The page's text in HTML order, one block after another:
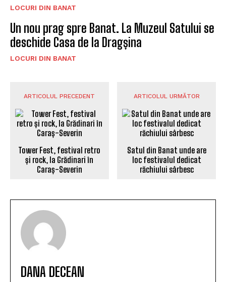
LOCURI DIN BANAT
Un nou prag spre Banat. La Muzeul Satului se
deschide Casa de la Dragșina
LOCURI DIN BANAT
ARTICOLUL PRECEDENT
Tower Fest, festival retro
și rock, la Grădinari în
Caraș-Severin
ARTICOLUL URMĂTOR
Satul din Banat unde are
loc festivalul dedicat
răchiului sârbesc
DANA DECEAN